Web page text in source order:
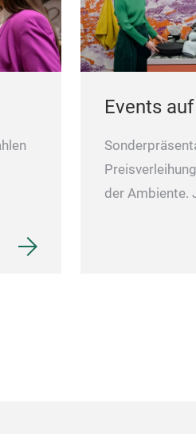
Events
der Ambiente.